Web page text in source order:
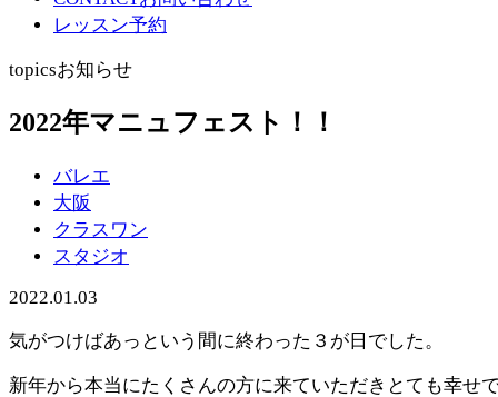
レッスン予約
topicsお知らせ
2022年マニュフェスト！！
バレエ
大阪
クラスワン
スタジオ
2022.01.03
気がつけばあっという間に終わった３が日でした。
新年から本当にたくさんの方に来ていただきとても幸せ